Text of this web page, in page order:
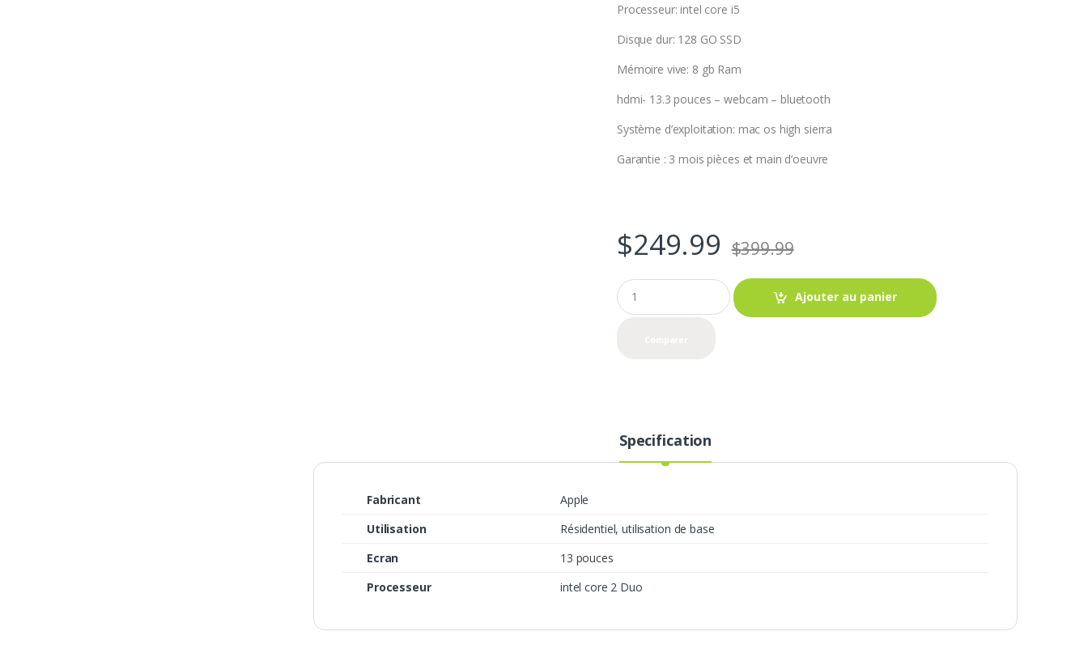
Processeur: intel core i5
Disque dur: 128 GO SSD
Mémoire vive: 8 gb Ram
hdmi- 13.3 pouces – webcam – bluetooth
Système d’exploitation: mac os high sierra
Garantie : 3 mois pièces et main d’oeuvre
$249.99 $399.99
Q
u
a
Ajouter au panier
Specification
Fabricant
Apple
Utilisation
Résidentiel, utilisation de base
Ecran
13 pouces
Processeur
intel core 2 Duo